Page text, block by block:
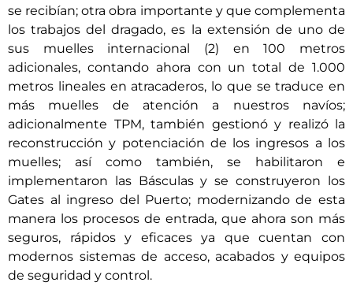
se recibían; otra obra importante y que complementa
los trabajos del dragado, es la extensión de uno de
sus muelles internacional (2) en 100 metros
adicionales, contando ahora con un total de 1.000
metros lineales en atracaderos, lo que se traduce en
más muelles de atención a nuestros navíos;
adicionalmente TPM, también gestionó y realizó la
reconstrucción y potenciación de los ingresos a los
muelles; así como también, se habilitaron e
implementaron las Básculas y se construyeron los
Gates al ingreso del Puerto; modernizando de esta
manera los procesos de entrada, que ahora son más
seguros, rápidos y eficaces ya que cuentan con
modernos sistemas de acceso, acabados y equipos
de seguridad y control.